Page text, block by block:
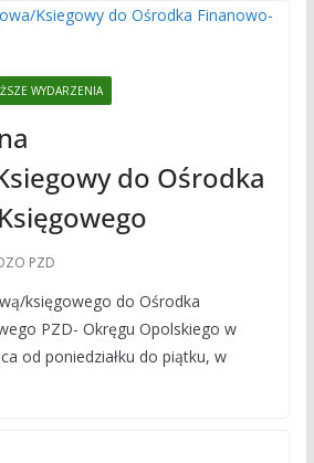
WYDARZENIA
do Ośrodka
PZD
księgowego do Ośrodka
PZD- Okręgu Opolskiego w
od poniedziałku do piątku, w